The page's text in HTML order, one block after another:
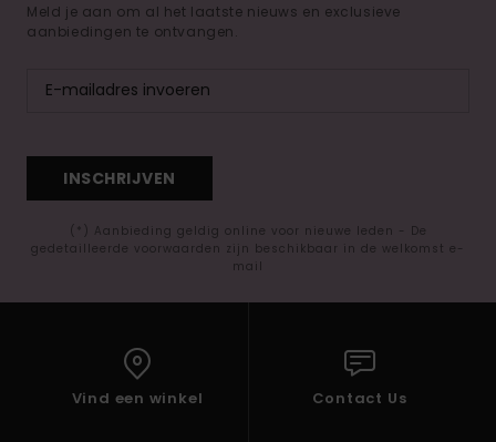
Meld je aan om al het laatste nieuws en exclusieve
aanbiedingen te ontvangen.
INSCHRIJVEN
(*) Aanbieding geldig online voor nieuwe leden - De
gedetailleerde voorwaarden zijn beschikbaar in de welkomst e-
mail
Vind een winkel Contact Us